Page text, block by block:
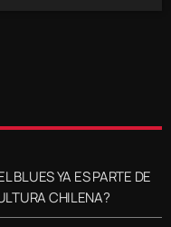
BLUES YA ES PARTE DE
CHILENA?